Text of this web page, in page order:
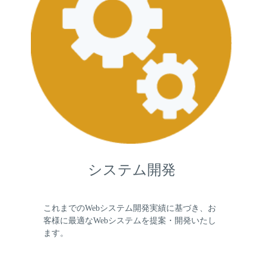
システム開発
これまでのWebシステム開発実績に基づき、お
客様に最適なWebシステムを提案・開発いたし
ます。